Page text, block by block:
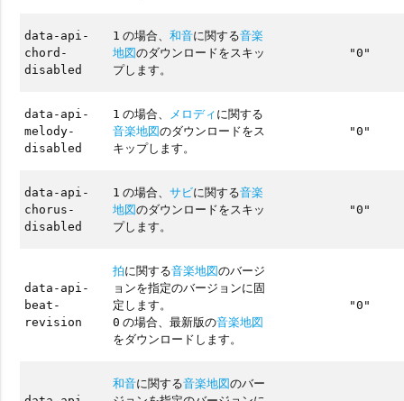
data-api-
chord-
disabled
1 の場合、和音に関する音楽
地図のダウンロードをスキッ
プします。
"0"
data-api-
melody-
disabled
1 の場合、 メロディに関する
音楽地図のダウンロードをス
キップします。
"0"
data-api-
chorus-
disabled
1 の場合、サビに関する音楽
地図のダウンロードをスキッ
プします。
"0"
data-api-
beat-
revision
拍に関する音楽地図のバージ
ョンを指定のバージョンに固
定します。
0 の場合、最新版の音楽地図
をダウンロードします。
"0"
和音に関する音楽地図のバー